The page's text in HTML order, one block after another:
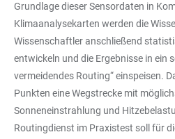
Grundlage dieser Sensordaten in
Klimaanalysekarten werden die
Wissenschaftler anschließend
entwickeln und die Ergebnisse in ein
vermeidendes Routing“ einspeisen.
Punkten eine Wegstrecke mit
Sonneneinstrahlung und
Routingdienst im Praxistest soll für